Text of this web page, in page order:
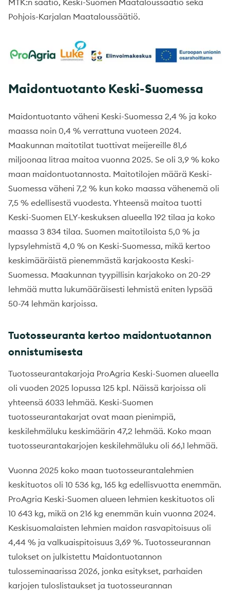
Pohjois-Karjalan Maataloussäätiö.
Maidontuotanto Keski-Suomessa
Maidontuotanto väheni Keski-Suomessa 2,4 % ja koko
maassa noin 0,4 % verrattuna vuoteen 2024.
Maakunnan maitotilat tuottivat meijereille 81,6
miljoonaa litraa maitoa vuonna 2025. Se oli 3,9 % koko
maan maidontuotannosta. Maitotilojen määrä Keski-
Suomessa väheni 7,2 % kun koko maassa vähenemä oli
7,5 % edellisestä vuodesta. Yhteensä maitoa tuotti
Keski-Suomen ELY-keskuksen alueella 192 tilaa ja koko
maassa 3 834 tilaa. Suomen maitotiloista 5,0 % ja
lypsylehmistä 4,0 % on Keski-Suomessa, mikä kertoo
keskimääräistä pienemmästä karjakoosta Keski-
Suomessa. Maakunnan tyypillisin karjakoko on 20-29
lehmää mutta lukumääräisesti lehmistä eniten lypsää
50-74 lehmän karjoissa.
Tuotosseuranta kertoo maidontuotannon
onnistumisesta
Tuotosseurantakarjoja ProAgria Keski-Suomen alueella
oli vuoden 2025 lopussa 125 kpl. Näissä karjoissa oli
yhteensä 6033 lehmää. Keski-Suomen
tuotosseurantakarjat ovat maan pienimpiä,
keskilehmäluku keskimäärin 47,2 lehmää. Koko maan
tuotosseurantakarjojen keskilehmäluku oli 66,1 lehmää.
Vuonna 2025 koko maan tuotosseurantalehmien
keskituotos oli 10 536 kg, 165 kg edellisvuotta enemmän.
ProAgria Keski-Suomen alueen lehmien keskituotos oli
10 643 kg, mikä on 216 kg enemmän kuin vuonna 2024.
Keskisuomalaisten lehmien maidon rasvapitoisuus oli
4,44 % ja valkuaispitoisuus 3,69 %. Tuotosseurannan
tulokset on julkistettu Maidontuotannon
tulosseminaarissa 2026, jonka esitykset, parhaiden
karjojen tuloslistaukset ja tuotosseurannan